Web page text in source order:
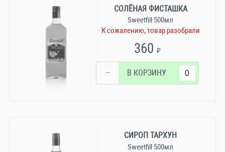
СОЛЁНАЯ ФИСТАШКА
Sweetfill 500мл
К сожалению, товар разобрали
360₽
− В КОРЗИНУ
СИРОП ТАРХУН
Sweetfill 500мл